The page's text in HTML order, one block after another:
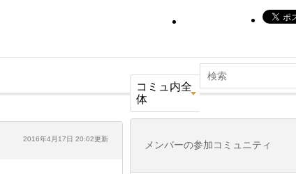
コミュ内全
体
2016年4月17日 20:02更新
メンバーの参加コミュニティ